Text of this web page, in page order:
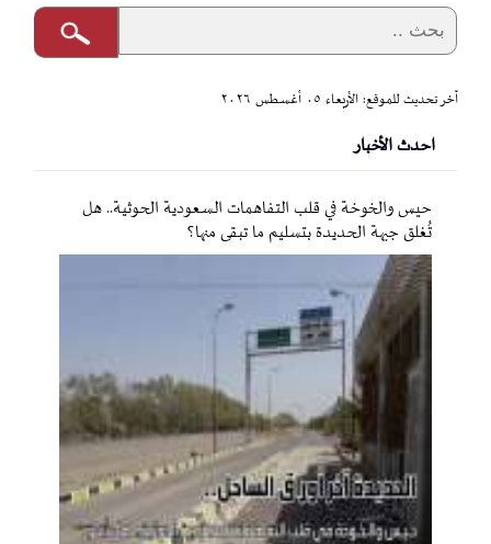
آخر تحديث للموقع: الأربعاء ٠٥ أغسطس ٢٠٢٦
احدث الأخبار
حيس والخوخة في قلب التفاهمات السعودية الحوثية.. هل
تُغلق جبهة الحديدة بتسليم ما تبقى منها؟